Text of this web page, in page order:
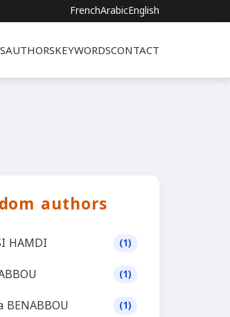
FrenchArabicEnglish
AUTHORSKEYWORDSCONTACT
authors
HAMDI (1)
(1)
BENABBOU (1)